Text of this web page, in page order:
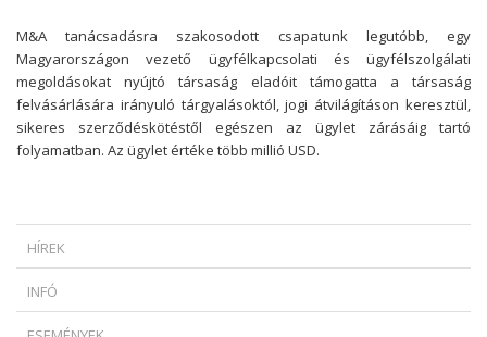
M&A tanácsadásra szakosodott csapatunk legutóbb, egy
Magyarországon vezető ügyfélkapcsolati és ügyfélszolgálati
megoldásokat nyújtó társaság eladóit támogatta a társaság
felvásárlására irányuló tárgyalásoktól, jogi átvilágításon keresztül,
sikeres szerződéskötéstől egészen az ügylet zárásáig tartó
folyamatban. Az ügylet értéke több millió USD.
HÍREK
SZERZŐDÉS ESETÉN?
INFÓ